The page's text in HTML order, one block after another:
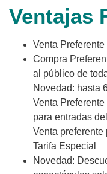
Ventajas
Venta Preferente
Compra
al público de
Novedad: hasta
Venta
para entradas
Venta preferente
Tarifa Especial
Novedad: